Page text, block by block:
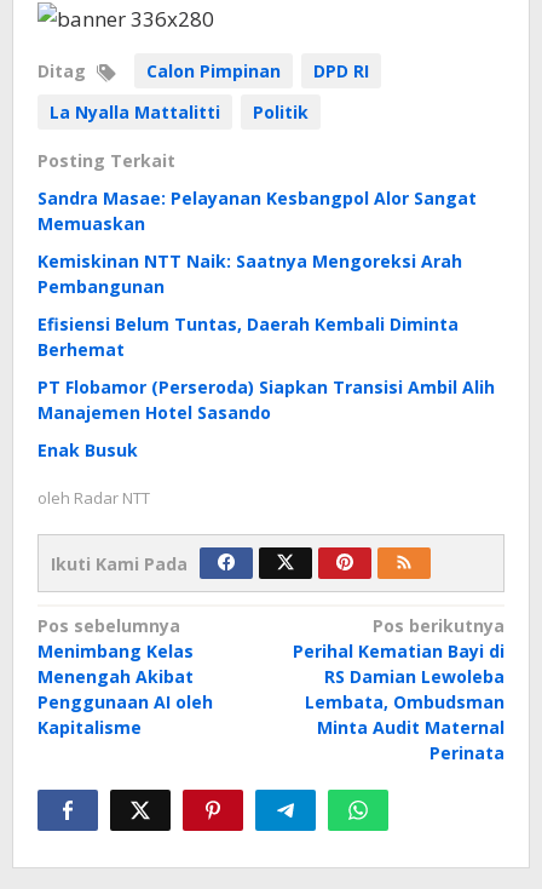
Ditag Calon Pimpinan
DPD RI
La Nyalla Mattalitti
Politik
Posting Terkait
Sandra Masae: Pelayanan Kesbangpol Alor Sangat
Memuaskan
Kemiskinan NTT Naik: Saatnya Mengoreksi Arah
Pembangunan
Efisiensi Belum Tuntas, Daerah Kembali Diminta
Berhemat
PT Flobamor (Perseroda) Siapkan Transisi Ambil Alih
Manajemen Hotel Sasando
Enak Busuk
oleh Radar NTT
Ikuti Kami Pada
Navigasi
pos
Pos sebelumnya
Menimbang Kelas
Menengah Akibat
Penggunaan AI oleh
Kapitalisme
Pos berikutnya
Perihal Kematian Bayi di
RS Damian Lewoleba
Lembata, Ombudsman
Minta Audit Maternal
Perinata